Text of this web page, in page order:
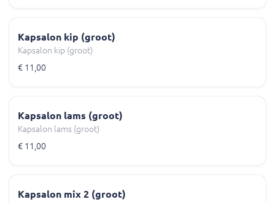
Kapsalon kip (groot)
Kapsalon kip (groot)
€ 11,00
Kapsalon lams (groot)
Kapsalon lams (groot)
€ 11,00
Kapsalon mix 2 (groot)